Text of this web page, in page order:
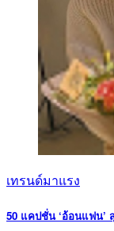
เทรนด์มาแรง
50 แคปชั่น ‘อ้อนแฟน’